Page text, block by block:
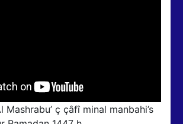
Mashrabu’ ç çâfî minal manbahi’s